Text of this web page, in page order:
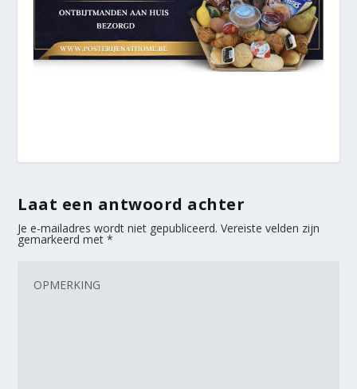
Laat een antwoord achter
Je e-mailadres wordt niet gepubliceerd. Vereiste velden zijn
gemarkeerd met*